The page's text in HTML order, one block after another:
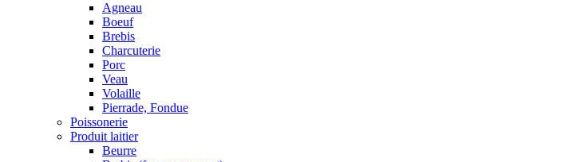
Agneau
Boeuf
Brebis
Charcuterie
Porc
Veau
Volaille
Pierrade, Fondue
Poissonerie
Produit laitier
Beurre